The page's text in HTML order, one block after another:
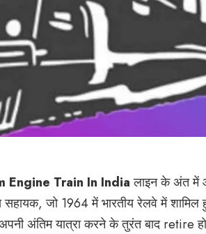
Engine Train In Indiaलाइन के अंत में
सहायक, जो 1964 में भारतीय रेलवे में
अंतिम यात्रा करने के तुरंत बाद retire